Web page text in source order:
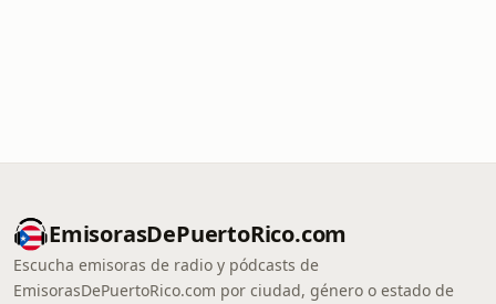
EmisorasDePuertoRico.com
Escucha emisoras de radio y pódcasts de
EmisorasDePuertoRico.com por ciudad, género o estado de